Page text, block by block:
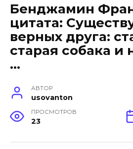
Бенджамин
цитата:
верных друга:
старая собака и
…
АВТОР
usovanton
ПРОСМОТРОВ
23